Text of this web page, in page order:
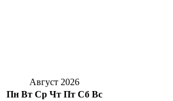
Август 2026
Пн Вт Ср Чт Пт Сб Вс